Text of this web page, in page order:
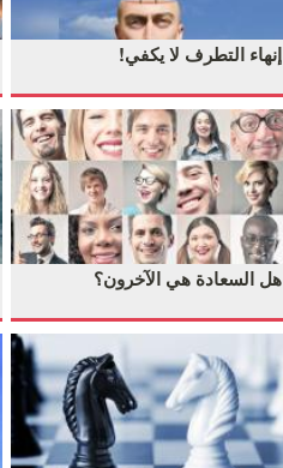
إنهاء التطرف لا يكفي!
هل السعادة هي الآخرون؟